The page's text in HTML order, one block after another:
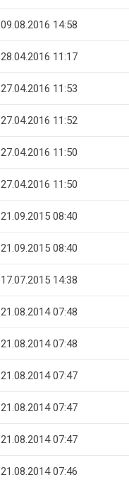
09.08.2016 14:58
28.04.2016 11:17
27.04.2016 11:53
27.04.2016 11:52
27.04.2016 11:50
27.04.2016 11:50
21.09.2015 08:40
21.09.2015 08:40
17.07.2015 14:38
21.08.2014 07:48
21.08.2014 07:48
21.08.2014 07:47
21.08.2014 07:47
21.08.2014 07:47
21.08.2014 07:46